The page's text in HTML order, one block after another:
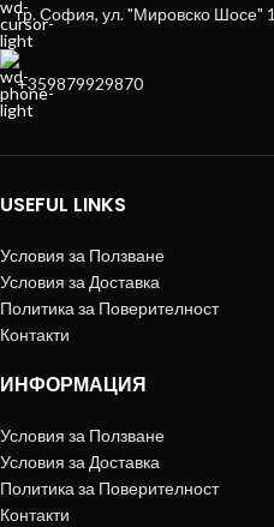
гр. София, ул. "Мировско Шосе" 1
+359879929870
USEFUL LINKS
Условия за Ползване
Условия за Доставка
Политика за Поверителност
Контакти
ИНФОРМАЦИЯ
Условия за Ползване
Условия за Доставка
Политика за Поверителност
Контакти